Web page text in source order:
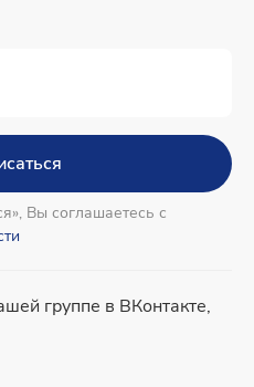
Вы соглашаетесь с
группе в ВКонтакте,